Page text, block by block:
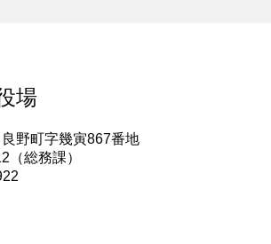
場
野町字幾寅867番地
（総務課）